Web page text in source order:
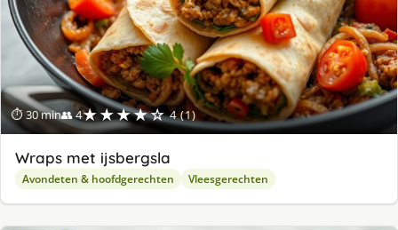
⏱ 30 min👥 4★★★★☆ 4 (1)
Wraps met ijsbergsla
Avondeten & hoofdgerechten Vleesgerechten